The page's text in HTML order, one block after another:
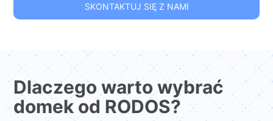
SKONTAKTUJ SIĘ Z NAMI
Dlaczego warto wybrać
domek od RODOS?